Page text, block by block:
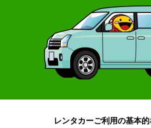
レンタカーご利用の基本